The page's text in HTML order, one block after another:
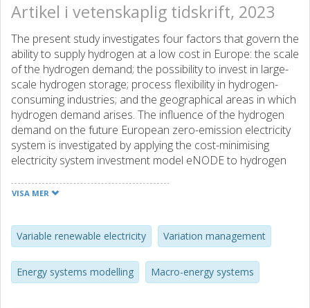
Artikel i vetenskaplig tidskrift, 2023
The present study investigates four factors that govern the
ability to supply hydrogen at a low cost in Europe: the scale
of the hydrogen demand; the possibility to invest in large-
scale hydrogen storage; process flexibility in hydrogen-
consuming industries; and the geographical areas in which
hydrogen demand arises. The influence of the hydrogen
demand on the future European zero-emission electricity
system is investigated by applying the cost-minimising
electricity system investment model eNODE to hydrogen
that the majority of the future European hydrogen demand
a lack of social acceptance, at a cost of around 60–70
EUR/MWhH2 (2.0–2.3 EUR/kgH2). The cost of hydrogen in
Europe can be reduced by around 10 EUR/MWhH2 if the
hydrogen consumption is positioned strategically in
VISA MER
Variable renewable electricity Variation management
Energy systems modelling Macro-energy systems